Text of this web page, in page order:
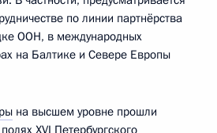
по линии партнёрства
ООН, в международных
на Балтике и Севере Европы
на высшем уровне прошли
XVI Петербургского